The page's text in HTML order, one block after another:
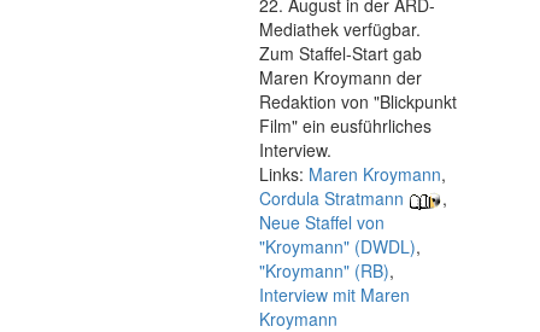
22. August in der ARD-
Mediathek verfügbar.
Zum Staffel-Start gab
Maren Kroymann der
Redaktion von "Blickpunkt
Film" ein eusführliches
Interview.
Links: Maren Kroymann,
Cordula Stratmann
,
Neue Staffel von
"Kroymann" (DWDL),
"Kroymann" (RB),
Interview mit Maren
Kroymann